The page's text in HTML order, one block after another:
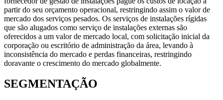
partir do seu orçamento operacional, restringindo assim o valor de
mercado dos serviços pesados. Os serviços de instalações rígidas
que são alugados como serviço de instalações externas são
oferecidos a um valor de mercado local, com solicitação inicial da
corporação ou escritório de administração da área, levando à
inconsistência do mercado e perdas financeiras, restringindo
doravante o crescimento do mercado globalmente.
SEGMENTAÇÃO